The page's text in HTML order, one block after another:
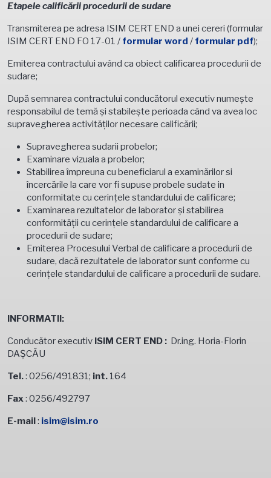
Etapele calificării procedurii de sudare
Transmiterea pe adresa ISIM CERT END a unei cereri (formular
ISIM CERT END FO 17-01 / formular word / formular pdf);
Emiterea contractului având ca obiect calificarea procedurii de
sudare;
După semnarea contractului conducătorul executiv numeşte
responsabilul de temă şi stabileşte perioada când va avea loc
supravegherea activităţilor necesare calificării;
Supravegherea sudarii probelor;
Examinare vizuala a probelor;
Stabilirea împreuna cu beneficiarul a examinărilor si
încercările la care vor fi supuse probele sudate in
conformitate cu cerințele standardului de calificare;
Examinarea rezultatelor de laborator şi stabilirea
conformităţii cu cerințele standardului de calificare a
procedurii de sudare;
Emiterea Procesului Verbal de calificare a procedurii de
sudare, dacă rezultatele de laborator sunt conforme cu
cerinţele standardului de calificare a procedurii de sudare.
INFORMATII:
Conducător executiv ISIM CERT END : Dr.ing. Horia-Florin
DAŞCĂU
Tel.: 0256/491831; int. 164
Fax: 0256/492797
E-mail: isim@isim.ro